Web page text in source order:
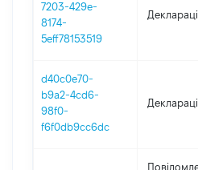
7203-429e-
8174-
5eff78153519
d40c0e70-
b9a2-4cd6-
98f0-
f6f0db9cc6dc